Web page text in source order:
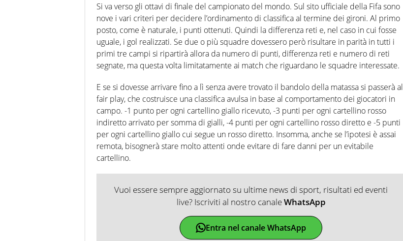
Si va verso gli ottavi di finale del campionato del mondo. Sul sito ufficiale della Fifa sono
nove i vari criteri per decidere l’ordinamento di classifica al termine dei gironi. Al primo
posto, come è naturale, i punti ottenuti. Quindi la differenza reti e, nel caso in cui fosse
uguale, i gol realizzati. Se due o più squadre dovessero però risultare in parità in tutti i
primi tre campi si ripartirà allora da numero di punti, differenza reti e numero di reti
segnate, ma questa volta limitatamente ai match che riguardano le squadre interessate.
E se si dovesse arrivare fino a lì senza avere trovato il bandolo della matassa si passerà al
fair play, che costruisce una classifica avulsa in base al comportamento dei giocatori in
campo. -1 punto per ogni cartellino giallo ricevuto, -3 punti per ogni cartellino rosso
indiretto arrivato per somma di gialli, -4 punti per ogni cartellino rosso diretto e -5 punti
per ogni cartellino giallo cui segue un rosso diretto. Insomma, anche se l’ipotesi è assai
remota, bisognerà stare molto attenti onde evitare di fare danni per un evitabile
cartellino.
Vuoi essere sempre aggiornato su ultime news di sport, risultati ed eventi
live? Iscriviti al nostro canaleWhatsApp
Entra nel canale WhatsApp